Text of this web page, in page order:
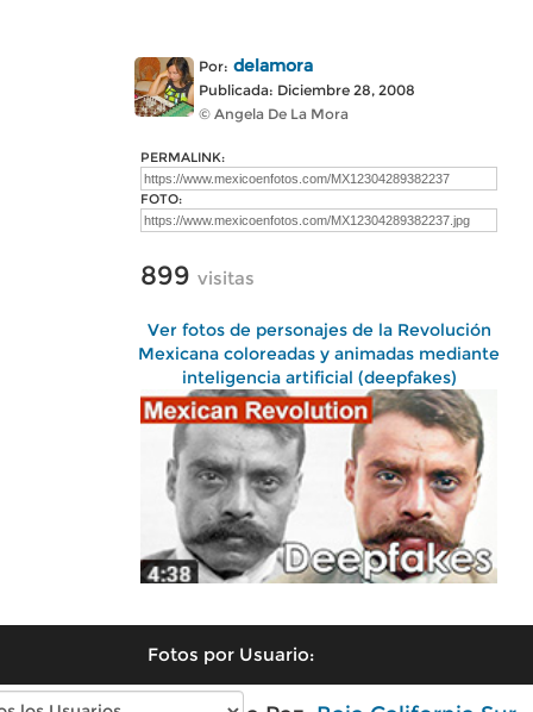
Por: delamora
Publicada: Diciembre 28, 2008
© Angela De La Mora
PERMALINK:
FOTO:
899 visitas
Ver fotos de personajes de la Revolución
Mexicana coloreadas y animadas mediante
inteligencia artificial (deepfakes)
Fotos por Usuario: